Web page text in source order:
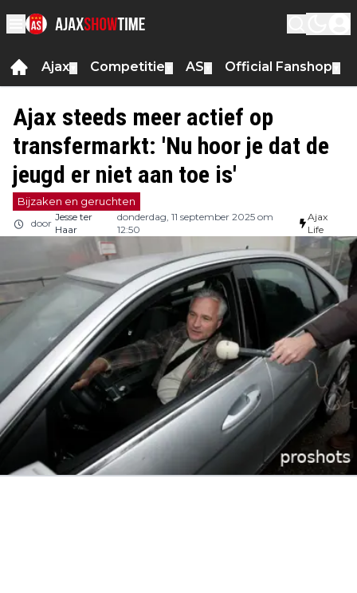
Ajax Competitie AS Official Fanshop
Ajax steeds meer actief op
transfermarkt: 'Nu hoor je dat de
jeugd er niet aan toe is'
Bijzaken en geruchten
door
Jesse ter
Haar
donderdag, 11 september 2025 om
12:50
Ajax
Life